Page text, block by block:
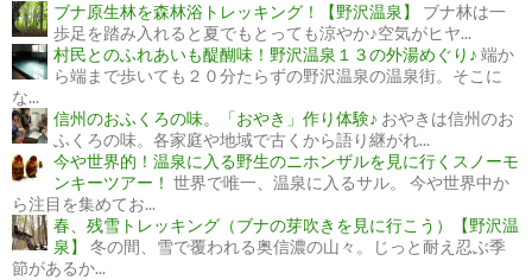
ブナ原生林を森林浴トレッキング！【野沢温泉】
ブナ林は一
歩足を踏み入れると夏でもとっても涼やか♪空気がヒヤ...
村民とのふれあいも醍醐味！野沢温泉１３の外湯めぐり♪ 端か
ら端まで歩いても２０分たらずの野沢温泉の温泉街。そこに
な...
信州のおふくろの味。「おやき」作り体験♪ おやきは信州のお
ふくろの味。各家庭や地域で古くから語り継がれ...
今や世界的！温泉に入る野生のニホンザルを見に行くスノーモ
ンキーツアー！ 世界で唯一、温泉に入るサル。 今や世界中か
ら注目を集めてお...
春、残雪トレッキング（ブナの芽吹きを見に行こう）【野沢温
泉】
冬の間、雪で覆われる奥信濃の山々。じっと耐え忍ぶ季
節があるか...